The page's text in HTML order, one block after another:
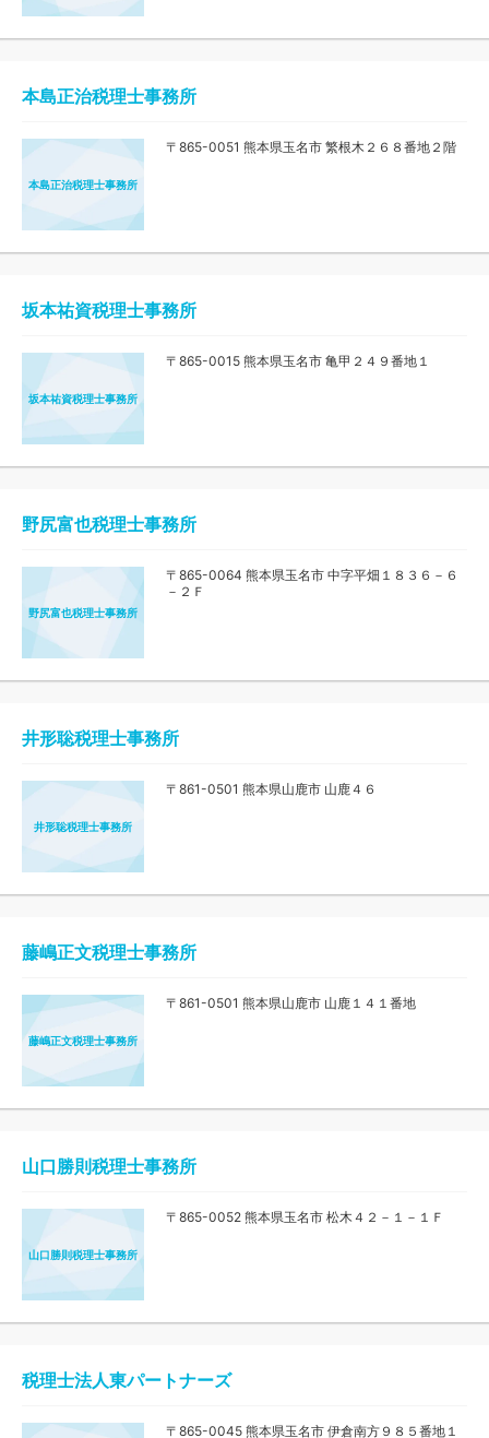
本島正治税理士事務所
本島正治税理士事務所
〒865-0051 熊本県玉名市 繁根木２６８番地２階
坂本祐資税理士事務所
坂本祐資税理士事務所
〒865-0015 熊本県玉名市 亀甲２４９番地１
野尻富也税理士事務所
野尻富也税理士事務所
〒865-0064 熊本県玉名市 中字平畑１８３６－６
－２Ｆ
井形聡税理士事務所
井形聡税理士事務所
〒861-0501 熊本県山鹿市 山鹿４６
藤嶋正文税理士事務所
藤嶋正文税理士事務所
〒861-0501 熊本県山鹿市 山鹿１４１番地
山口勝則税理士事務所
山口勝則税理士事務所
〒865-0052 熊本県玉名市 松木４２－１－１Ｆ
税理士法人東パートナーズ
〒865-0045 熊本県玉名市 伊倉南方９８５番地１